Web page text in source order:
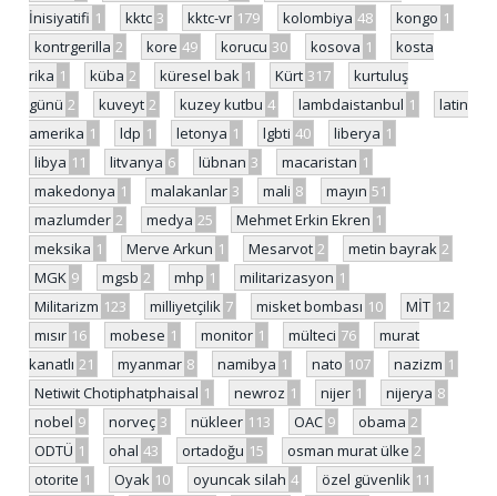
İnisiyatifi 1 kktc 3 kktc-vr 179 kolombiya 48 kongo 1
kontrgerilla 2 kore 49 korucu 30 kosova 1
kosta
rika 1 küba 2 küresel bak 1 Kürt 317
kurtuluş
günü 2 kuveyt 2 kuzey kutbu 4 lambdaistanbul 1
latin
amerika 1 ldp 1 letonya 1 lgbti 40 liberya 1
libya 11 litvanya 6 lübnan 3 macaristan 1
makedonya 1 malakanlar 3 mali 8 mayın 51
mazlumder 2 medya 25 Mehmet Erkin Ekren 1
meksika 1 Merve Arkun 1 Mesarvot 2 metin bayrak 2
MGK 9 mgsb 2 mhp 1 militarizasyon 1
Militarizm 123 milliyetçilik 7 misket bombası 10 MİT 12
mısır 16 mobese 1 monitor 1 mülteci 76
murat
kanatlı 21 myanmar 8 namibya 1 nato 107 nazizm 1
Netiwit Chotiphatphaisal 1 newroz 1 nijer 1 nijerya 8
nobel 9 norveç 3 nükleer 113 OAC 9 obama 2
ODTÜ 1 ohal 43 ortadoğu 15 osman murat ülke 2
otorite 1 Oyak 10 oyuncak silah 4 özel güvenlik 11